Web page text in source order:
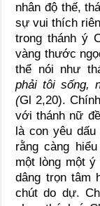
nhân độ thế,
sự vui thích
trong thánh ý
vàng thước
thể nói như
phải tôi sống,
(Gl 2,20).
với thánh nữ
là con yêu
rằng càng
một lòng một
dâng trọn tâm
chút do dự.